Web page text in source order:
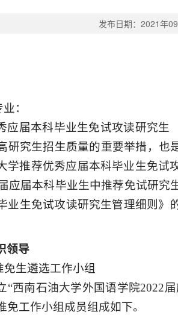
发布日期：2021
业 ：
应届本科毕业生免试攻读研究生
研究生招生质量的重要举措，
学推荐优秀应届本科毕业生免试
应届本科毕业生中推荐免试研究
业生免试攻读研究生管理细则》
领导
免生遴选工作小组
“西南石油大学外国语学院2022
免工作小组成员组成如下。